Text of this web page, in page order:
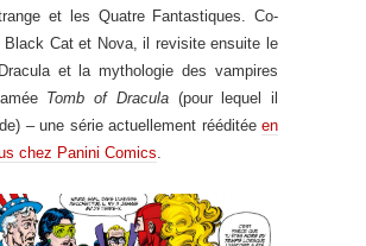
et les Quatre Fantastiques. Co-
Black Cat et Nova, il revisite ensuite le
et la mythologie des vampires
Tomb of Dracula(pour lequel il
– une série actuellement rééditée en
chez Panini Comics.